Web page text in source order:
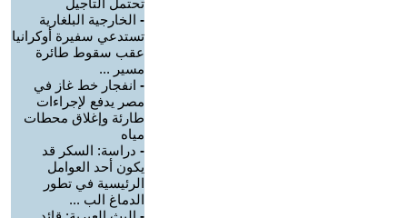
تحتمل التأجيل
- الخارجية البلغارية
تستدعي سفيرة أوكرانيا
عقب سقوط طائرة
مسير ...
- انفجار خط غاز في
مصر يدفع لإجراءات
طارئة وإغلاق محطات
مياه
- دراسة: السكر قد
يكون أحد العوامل
الرئيسية في تطور
الدماغ الب ...